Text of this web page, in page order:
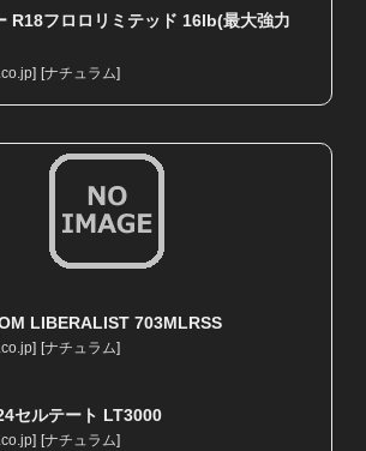
R18フロロリミテッド 16lb(最大強力
] [ナチュラム]
LIBERALIST 703MLRSS
] [ナチュラム]
セルテート LT3000
] [ナチュラム]